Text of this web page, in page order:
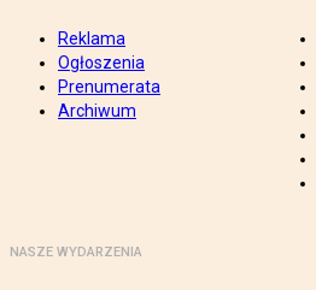
Reklama
Ogłoszenia
Prenumerata
Archiwum
NASZE WYDARZENIA